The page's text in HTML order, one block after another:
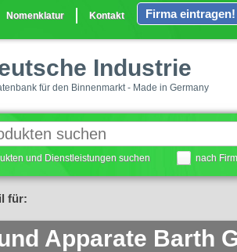
Nomenklatur Kontakt Firma eintragen!
Industrie
für den Binnenmarkt - Made in Germany
und Dienstleistungen suchen nach
für:
Apparate Barth